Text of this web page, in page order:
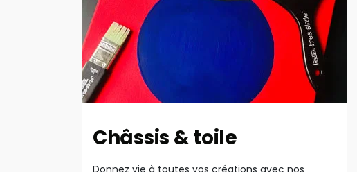
Châssis & toile
Donnez vie à toutes vos créations avec nos